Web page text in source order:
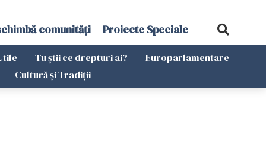
comunități Proiecte Speciale
Tu știi ce drepturi ai?
Europarlamentare
Cultură și Tradiții